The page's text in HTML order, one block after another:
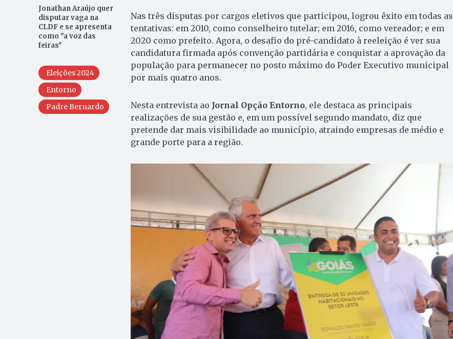
Jonathan Araújo quer
disputar vaga na
CLDF e se apresenta
como "a voz das
feiras"
Eleições 2024
Entorno
Padre Bernardo
Nas três disputas por cargos eletivos que participou, logrou êxito em todas as
tentativas: em 2010, como conselheiro tutelar; em 2016, como vereador; e em
2020 como prefeito. Agora, o desafio do pré-candidato à reeleição é ver sua
candidatura firmada após convenção partidária e conquistar a aprovação da
população para permanecer no posto máximo do Poder Executivo municipal
por mais quatro anos.
Nesta entrevista ao Jornal Opção Entorno, ele destaca as principais
realizações de sua gestão e, em um possível segundo mandato, diz que
pretende dar mais visibilidade ao município, atraindo empresas de médio e
grande porte para a região.